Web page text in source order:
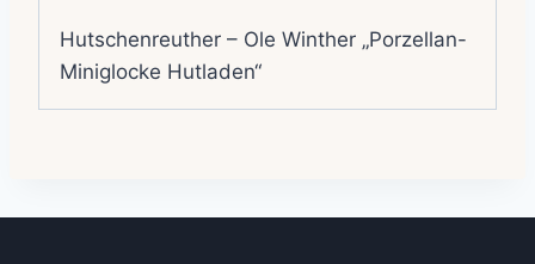
Hutschenreuther – Ole Winther „Porzellan-
Miniglocke Hutladen“